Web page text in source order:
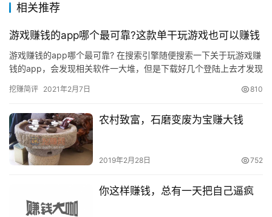
相关推荐
游戏赚钱的app哪个最可靠?这款单干玩游戏也可以赚钱
游戏赚钱的app哪个最可靠? 在搜索引擎随便搜索一下关于玩游戏赚
钱的app，会发现相关软件一大堆，但是下载好几个登陆上去才发现
挖赚简评 2021年2月7日 810
农村致富，石磨变废为宝赚大钱
2019年2月28日 752
你这样赚钱，总有一天把自己逼疯